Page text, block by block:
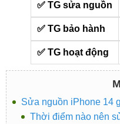
✅ TG sửa nguồn
✅ TG bảo hành
✅ TG hoạt động
Sửa nguồn iPhone 14
Thời điểm nào nên